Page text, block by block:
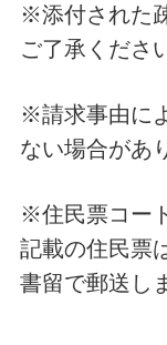
※添付された
ご了承くださ
※請求事由に
ない場合があ
※住民票コー
記載の住民票
書留で郵送し